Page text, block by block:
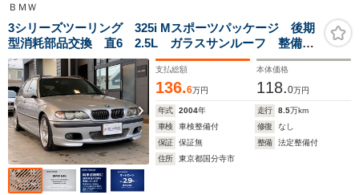
ＢＭＷ
3シリーズツーリング 325i Mスポーツパッケージ 後期
型消耗部品交換 直6 2.5L ガラスサンルーフ 整備履
歴 ザックスアドバンスショック 純正スポーツサス
キセノンライト パワーシート バックカメラ
支払総額
136.6万円
本体価格
118.0万円
年式 2004年 走行 8.5万km
車検
車検整備付 修復
なし
保証
保証無 整備
法定整備付
住所
東京都国分寺市